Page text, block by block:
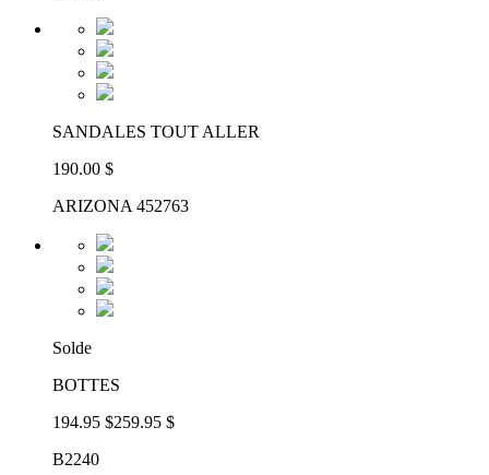
SANDALES TOUT ALLER
190.00 $
ARIZONA 452763
Solde
BOTTES
194.95 $259.95 $
B2240